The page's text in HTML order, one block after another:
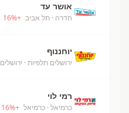
אושר עד
חדרה · תל אביב +
16%
יוחננוף
ירושלים תלפיות · ירושלים
רמי לוי
כרמיאל · כרמיאל +
16%